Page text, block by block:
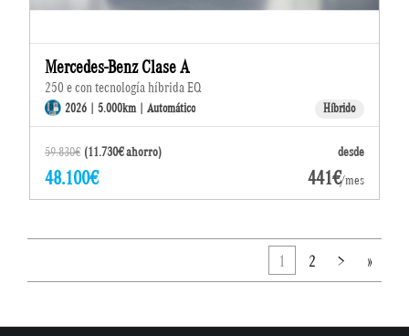
Mercedes-Benz Clase A
250 e con tecnología híbrida EQ
2026 | 5.000km | Automático Híbrido
59.830€ (11.730€ ahorro) desde
48.100€ 441€/mes
1 2 > »